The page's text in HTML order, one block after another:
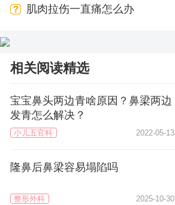
因
肌肉拉伤一直痛怎么办
相关阅读精选
宝宝鼻头两边青啥原因？鼻梁两边
发青怎么解决？
小儿五官科 2022-05-13
隆鼻后鼻梁容易塌陷吗
整形外科 2025-10-30